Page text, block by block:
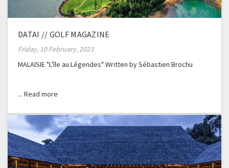
DATAI // GOLF MAGAZINE
Friday, 10 February, 2023
MALAISIE "L'île au Légendes" Written by Sébastien Brochu